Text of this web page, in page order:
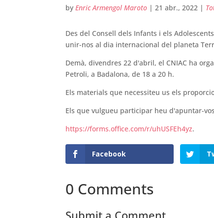
by Enric Armengol Maroto| 21 abr., 2022 |
Des del Consell dels Infants i els
unir-nos al dia internacional del planeta
Demà, divendres 22 d'abril, el CNIAC ha
Petroli, a Badalona, de 18 a 20 h.
Els materials que necessiteu us els
Els que vulgueu participar heu d'apuntar-
https://forms.office.com/r/uhUSFEh4yz.
Facebook
0 Comments
Submit a Comment